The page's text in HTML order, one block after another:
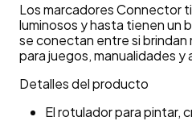
Los marcadores Connector
luminosos y hasta tienen un
se conectan entre si brindan
para juegos, manualidades y
Detalles del producto
El rotulador para pintar,